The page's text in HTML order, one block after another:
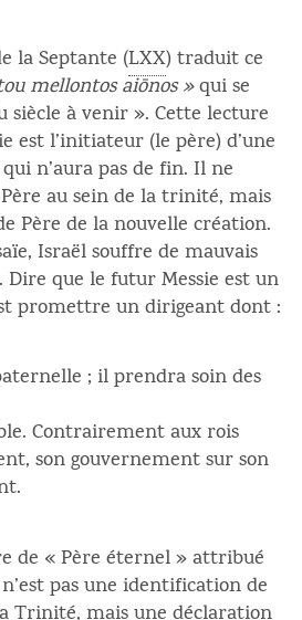
la Septante (LXX) traduit ce
mellontos aiōnos »qui se
à venir ». Cette lecture
est l’initiateur (le père) d’une
n’aura pas de fin. Il ne
au sein de la trinité, mais
Père de la nouvelle création.
Israël souffre de mauvais
Dire que le futur Messie est un
promettre un dirigeant dont :
; il prendra soin des
Contrairement aux rois
son gouvernement sur son
de « Père éternel » attribué
pas une identification de